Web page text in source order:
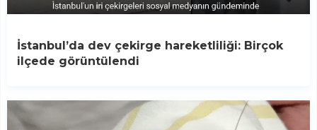
İstanbul’da dev çekirge hareketliliği: Birçok
ilçede görüntülendi